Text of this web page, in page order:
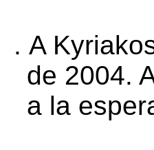
. A
de 2004.
a la